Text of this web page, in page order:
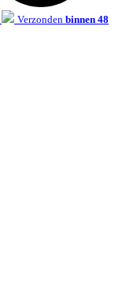
Verzonden binnen 48